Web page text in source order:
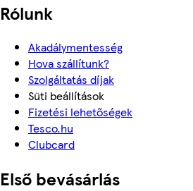
Rólunk
Akadálymentesség
Hova szállítunk?
Szolgáltatás díjak
Süti beállítások
Fizetési lehetőségek
Tesco.hu
Clubcard
Első bevásárlás